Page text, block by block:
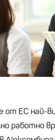
от ЕС най-
работно